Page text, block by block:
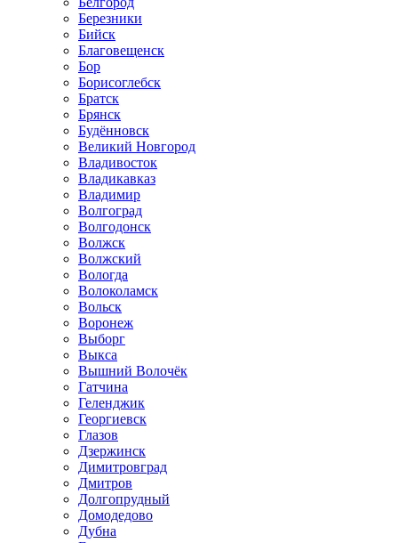
Березники
Бийск
Благовещенск
Бор
Борисоглебск
Братск
Брянск
Будённовск
Великий Новгород
Владивосток
Владикавказ
Владимир
Волгоград
Волгодонск
Волжск
Волжский
Вологда
Волоколамск
Вольск
Воронеж
Выборг
Выкса
Вышний Волочёк
Гатчина
Геленджик
Георгиевск
Глазов
Дзержинск
Димитровград
Дмитров
Долгопрудный
Домодедово
Дубна